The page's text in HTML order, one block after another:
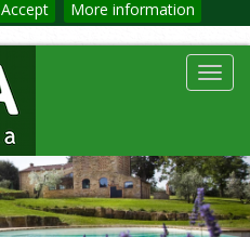
Accept More information